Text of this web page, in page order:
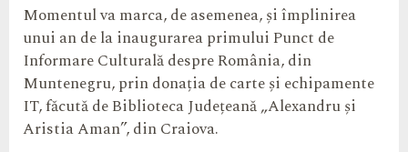
Momentul va marca, de asemenea, și împlinirea
unui an de la inaugurarea primului Punct de
Informare Culturală despre România, din
Muntenegru, prin donația de carte și echipamente
IT, făcută de Biblioteca Județeană „Alexandru și
Aristia Aman”, din Craiova.